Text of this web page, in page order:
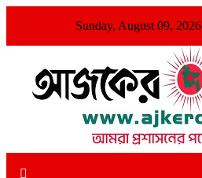
Sunday, August 09, 2026
আমরা প্রশাসনের পক্ষে প্রতিপক্ষ নই